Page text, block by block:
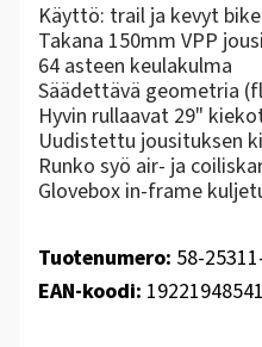
Käyttö: trail ja kevyt
Takana 150mm VPP
64 asteen keulakulma
Säädettävä geometria
Hyvin rullaavat 29"
Uudistettu jousituksen
Runko syö air- ja
Glovebox in-frame
Tuotenumero: 58-
EAN-koodi: